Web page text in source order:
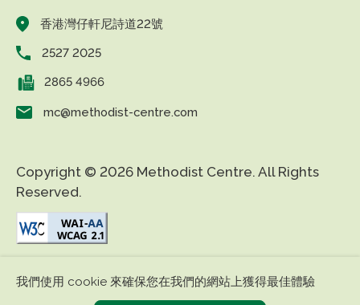
香港灣仔軒尼詩道22號
2527 2025
2865 4966
mc@methodist-centre.com
Copyright © 2026 Methodist Centre. All Rights
Reserved.
我們使用 cookie 來確保您在我們的網站上獲得最佳體驗